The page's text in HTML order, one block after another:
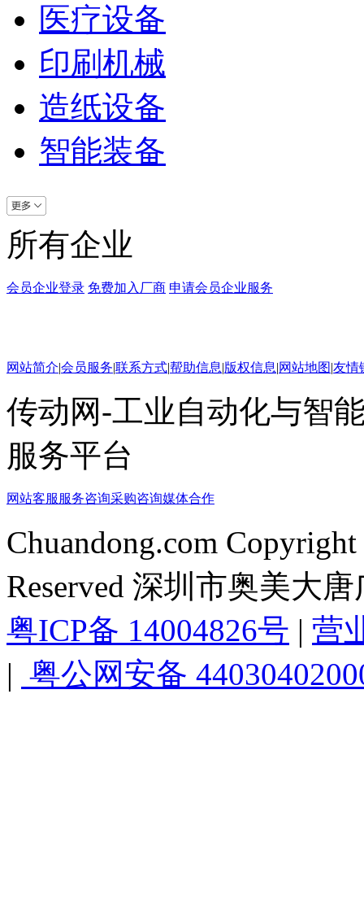
医疗设备
印刷机械
造纸设备
智能装备
所有企业
会员企业登录 免费加入厂商 申请会员企业服务
网站简介|会员服务|联系方式|帮助信息|版权信息|网站地图|友情
传动网-工业自动化与智
服务平台
网站客服 服务咨询采购咨询媒体合作
Chuandong.com
Reserved 深圳市奥美大
粤ICP备 14004826号 | 营
| 粤公网安备